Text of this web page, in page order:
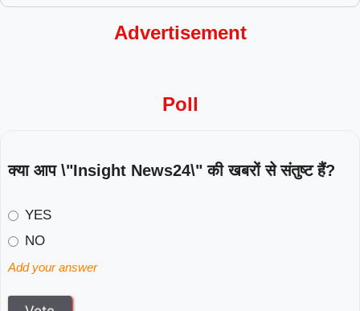
Advertisement
Poll
क्या आप \"Insight News24\" की खबरों से संतुष्ट हैं?
YES
NO
Add your answer